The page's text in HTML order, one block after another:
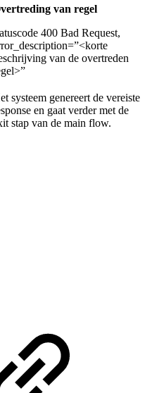
van regel
400 Bad Request,
van de overtreden
systeem genereert de vereiste
en gaat verder met de
stap van de main flow.